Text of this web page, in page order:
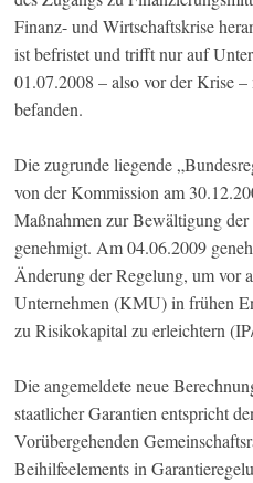
Finanz- und Wirtschaftskrise
ist befristet und trifft nur auf
01.07.2008 – also vor der Krise
befanden.
Die zugrunde liegende
von der Kommission am
Maßnahmen zur Bewältigung
genehmigt. Am 04.06.2009
Änderung der Regelung, um vor
Unternehmen (KMU) in frühen
zu Risikokapital zu erleichtern
Die angemeldete neue
staatlicher Garantien entspricht
Vorübergehenden
Beihilfeelements in